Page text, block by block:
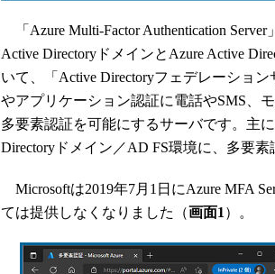
「Azure Multi-Factor Authentication
Active DirectoryドメインとAzure Active
いて、「Active Directoryフェデレーショ
やアプリケーション認証に電話やSMS、
多要素認証を可能にするサーバです。主
Directoryドメイン／AD FS環境に、多要
Microsoftは2019年7月1日にAzure MFA
ては提供しなくなりました（画面1 ）。